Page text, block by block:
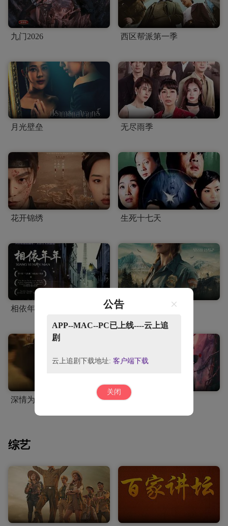
公告
APP--MAC--PC已上线----云上追
剧
云上追剧下载地址: 客户端下载
关闭
九门2026 西区帮派第一季
月光壁垒 无尽雨季
花开锦绣 生死十七天
相依年年 林间鸽踪第一季
深情为饵 夜语记
综艺